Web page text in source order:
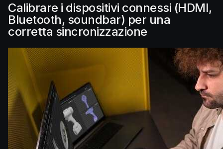
Calibrare i dispositivi connessi (HDMI,
Bluetooth, soundbar) per una
corretta sincronizzazione